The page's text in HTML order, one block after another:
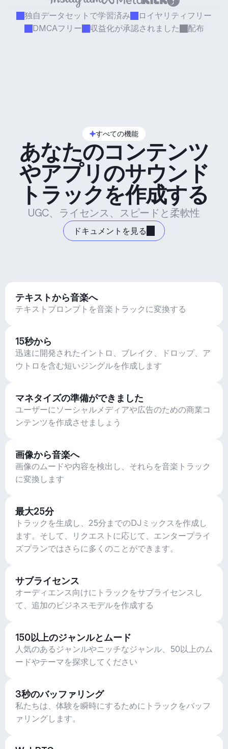
独自データセットで学習済み
ロイヤリティフリー
DMCAフリー
収益化が承認されました 配布
すべての機能
あなたのコンテンツ
やアプリのサウンド
トラックを作成する
UGC、ライセンス、スピードと柔軟性
ドキュメントを見る
テキストから音楽へ
テキストプロンプトを音楽トラックに変換する
15秒から
迅速に開発されたイントロ、ブレイク、ドロップ、ア
ウトロを含む短いジングルを作成します
マネタイズの準備ができました
ユーザーにソーシャルメディアや広告のための商業コ
ンテンツを作成させましょう
画像から音楽へ
画像のムードや内容を検出し、それらを音楽トラック
に変換します
最大25分
トラックを生成し、25分までのDJミックスを作成し
ます。そして、リクエストに応じて、エンタープライ
ズプランではさらに多くのことができます。
サブライセンス
オーディエンス向けにトラックをサブライセンスし
て、追加のビジネスモデルを作成する
150以上のジャンルとムード
人気のあるジャンルやニッチなジャンル、50以上のム
ードやテーマを探求してください
3秒のバッファリング
私たちは、体験を瞬時にするためにトラックをバッフ
ァリングします。